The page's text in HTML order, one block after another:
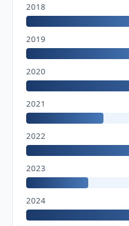
2018
2019
2020
2021
2022
2023
2024